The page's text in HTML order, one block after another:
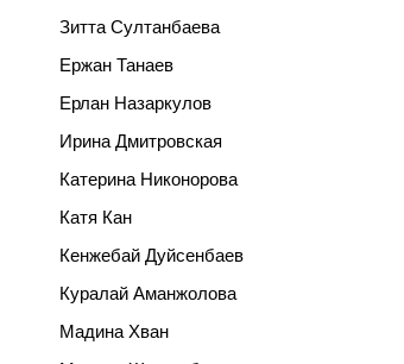
Зитта Султанбаева
Ержан Танаев
Ерлан Назаркулов
Ирина Дмитровская
Катерина Никонорова
Катя Кан
Кенжебай Дуйсенбаев
Куралай Аманжолова
Мадина Хван